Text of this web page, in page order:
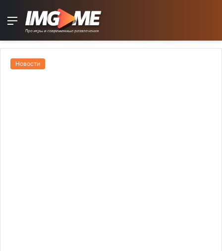
Menu
Новости